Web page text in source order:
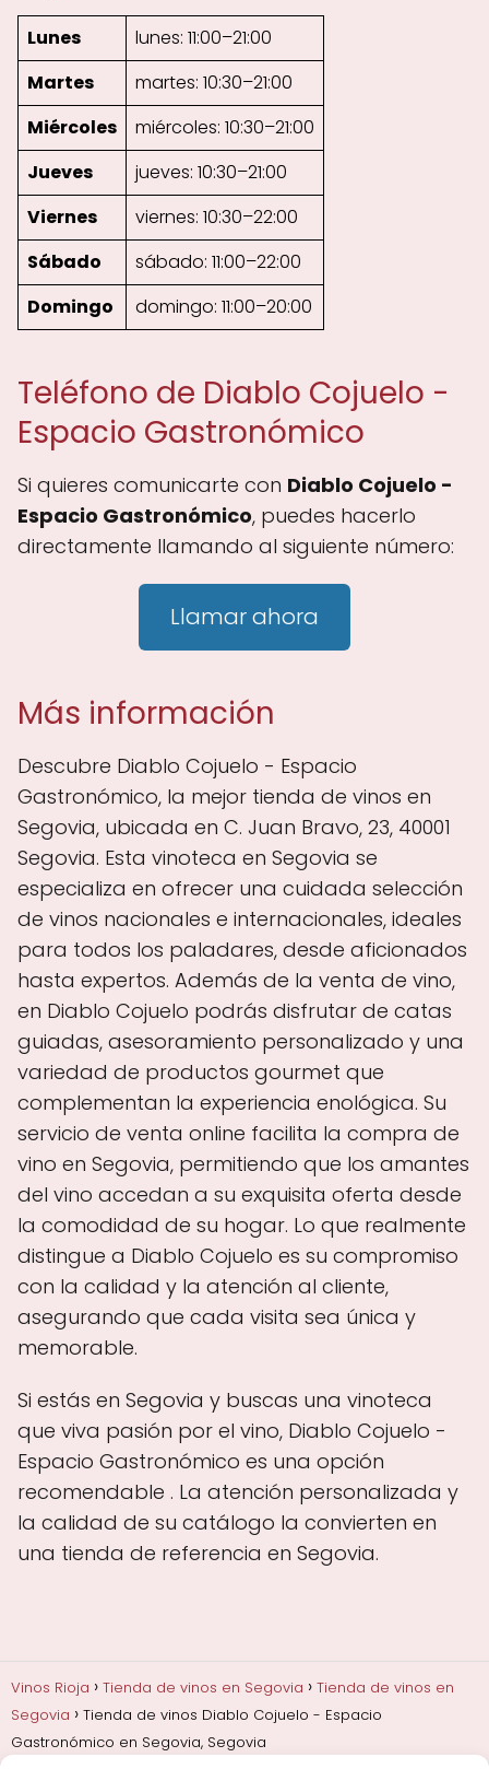
Lunes
lunes: 11:00–21:00
Martes
martes: 10:30–21:00
Miércoles
miércoles: 10:30–21:00
Jueves
jueves: 10:30–21:00
Viernes
viernes: 10:30–22:00
Sábado
sábado: 11:00–22:00
Domingo
domingo: 11:00–20:00
Teléfono de Diablo Cojuelo -
Espacio Gastronómico
Si quieres comunicarte con Diablo Cojuelo -
Espacio Gastronómico, puedes hacerlo
directamente llamando al siguiente número:
Llamar ahora
Más información
Descubre Diablo Cojuelo - Espacio
Gastronómico, la mejor tienda de vinos en
Segovia, ubicada en C. Juan Bravo, 23, 40001
Segovia. Esta vinoteca en Segovia se
especializa en ofrecer una cuidada selección
de vinos nacionales e internacionales, ideales
para todos los paladares, desde aficionados
hasta expertos. Además de la venta de vino,
en Diablo Cojuelo podrás disfrutar de catas
guiadas, asesoramiento personalizado y una
variedad de productos gourmet que
complementan la experiencia enológica. Su
servicio de venta online facilita la compra de
vino en Segovia, permitiendo que los amantes
del vino accedan a su exquisita oferta desde
la comodidad de su hogar. Lo que realmente
distingue a Diablo Cojuelo es su compromiso
con la calidad y la atención al cliente,
asegurando que cada visita sea única y
memorable.
Si estás en Segovia y buscas una vinoteca
que viva pasión por el vino, Diablo Cojuelo -
Espacio Gastronómico es una opción
recomendable . La atención personalizada y
la calidad de su catálogo la convierten en
una tienda de referencia en Segovia.
Vinos Rioja Tienda de vinos en Segovia
Tienda de vinos en
Segovia
Tienda de vinos Diablo Cojuelo - Espacio
Gastronómico en Segovia, Segovia